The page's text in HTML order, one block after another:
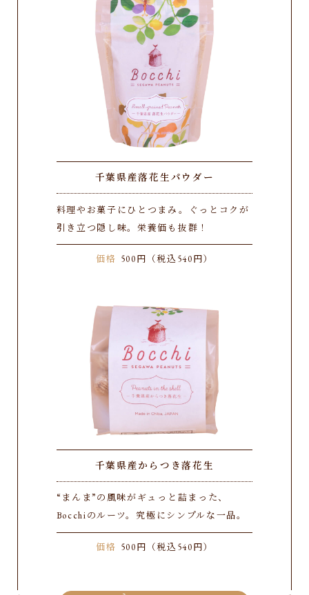
千葉県産落花生パウダー
料理やお菓子にひとつまみ。ぐっとコクが
引き立つ隠し味。栄養価も抜群！
価格 500円（税込540円）
千葉県産からつき落花生
“まんま”の風味がギュっと詰まった、
Bocchiのルーツ。究極にシンプルな一品。
価格 500円（税込540円）